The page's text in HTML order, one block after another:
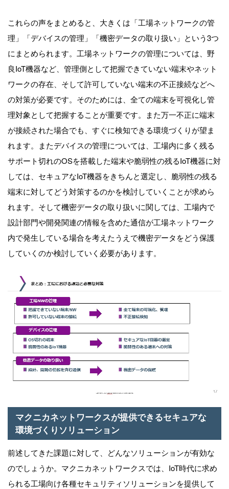
これらの声をまとめると、大きくは「工場ネットワークの管
理」「デバイスの管理」「機密データの取り扱い」という3つ
にまとめられます。工場ネットワークの管理については、野
良IoT機器など、管理側として把握できていない端末やネット
ワークの存在、そして許可していない端末の不正接続などへ
の対策が必要です。そのためには、全ての端末を可視化し管
理対象として把握することが重要です。また万一不正に端末
が接続された場合でも、すぐに検知できる環境づくりが望ま
れます。またデバイスの管理については、工場内に多く残る
サポート切れのOSを搭載した端末や脆弱性の残るIoT機器に対
しては、セキュアなIoT機器をきちんと選定し、脆弱性の残る
端末に対してどう対策するのかを検討していくことが求めら
れます。そして機密データの取り扱いに関しては、工場内で
設計部門や開発関連の情報を含めた通信が工場ネットワーク
内で発生している場合を考えたうえで機密データをどう保護
していくのか検討していく必要があります。
マクニカネットワークスが提供できるセキュアな
環境づくりソリューション
前述してきた課題に対して、どんなソリューションが有効な
のでしょうか。マクニカネットワークスでは、IoT時代に求め
られる工場向け各種セキュリティソリューションを提供して